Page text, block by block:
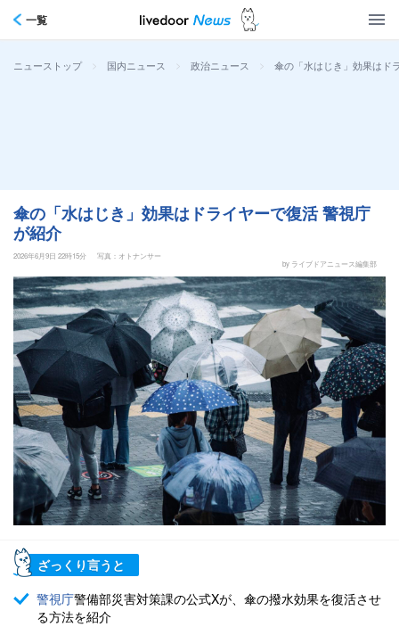
一覧
ニューストップ > 国内ニュース > 政治ニュース > 傘の「水はじき」効果はド
傘の「水はじき」効果はドライヤーで復活 警視庁
が紹介
2026年6月9日 22時15分
写真：オトナンサー
by ライブドアニュース編集部
ざっくり言うと
警視庁警備部災害対策課の公式Xが、傘の撥水効果を復活させ
る方法を紹介